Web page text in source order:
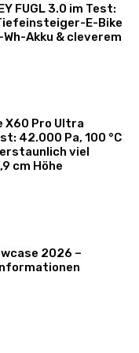
FUGL 3.0 im Test:
E-Bike
Akku & cleverem
X60 Pro Ultra
42.000 Pa, 100 °C
viel
cm Höhe
2026 –